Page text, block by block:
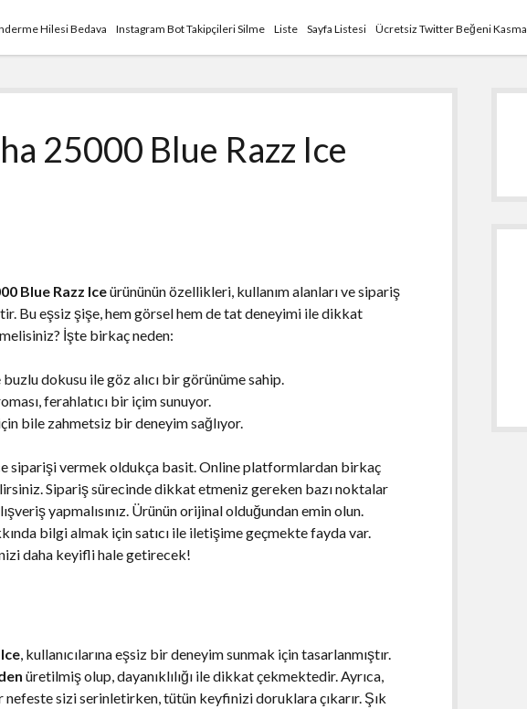
Hilesi Bedava Instagram Bot Takipçileri Silme Liste Sayfa Listesi Ücretsiz Twitter Beğeni Kasma
25000 Blue Razz Ice
Blue Razz Iceürününün özellikleri, kullanım alanları ve sipariş
Bu eşsiz şişe, hem görsel hem de tat deneyimi ile dikkat
İşte birkaç neden:
dokusu ile göz alıcı bir görünüme sahip.
ferahlatıcı bir içim sunuyor.
bile zahmetsiz bir deneyim sağlıyor.
siparişi vermek oldukça basit. Online platformlardan birkaç
Sipariş sürecinde dikkat etmeniz gereken bazı noktalar
yapmalısınız. Ürünün orijinal olduğundan emin olun.
bilgi almak için satıcı ile iletişime geçmekte fayda var.
daha keyifli hale getirecek!
, kullanıcılarına eşsiz bir deneyim sunmak için tasarlanmıştır.
üretilmiş olup, dayanıklılığı ile dikkat çekmektedir. Ayrıca,
nefeste sizi serinletirken, tütün keyfinizi doruklara çıkarır. Şık